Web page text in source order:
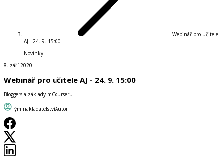
Webinář pro učitele
AJ - 24. 9. 15:00
Novinky
8. září 2020
Webinář pro učitele AJ - 24. 9. 15:00
Bloggers a základy mCourseru
Tým nakladatelstvíAutor